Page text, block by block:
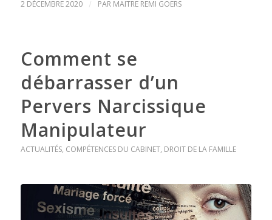
2 DÉCEMBRE 2020 / PAR MAITRE REMI GOERS
Comment se
débarrasser d’un
Pervers Narcissique
Manipulateur
ACTUALITÉS, COMPÉTENCES DU CABINET, DROIT DE LA FAMILLE